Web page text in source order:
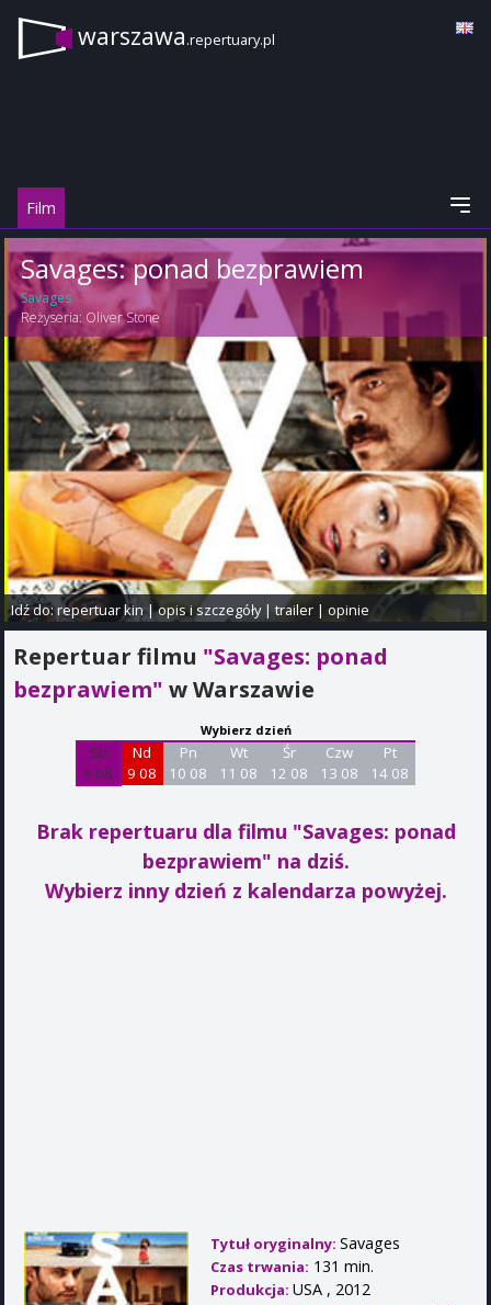
warszawa.repertuary.pl
Film
Savages: ponad bezprawiem
Savages
Reżyseria: Oliver Stone
Idź do:repertuar kin|opis i szczegóły|trailer |opinie
Repertuar filmu "Savages: ponad
bezprawiem" w Warszawie
Wybierz dzień
Sb
8 08
Nd
9 08
Pn
10 08
Wt
11 08
Śr
12 08
Czw
13 08
Pt
14 08
Brak repertuaru dla filmu "Savages: ponad
bezprawiem" na dziś.
Wybierz inny dzień z kalendarza powyżej.
Tytuł oryginalny: Savages
Czas trwania: 131 min.
Produkcja: USA , 2012